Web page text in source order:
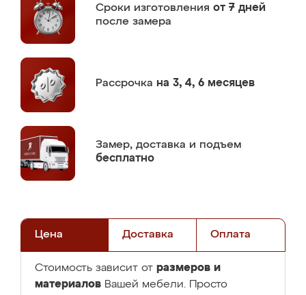
Сроки изготовления от 7 дней
после замера
Рассрочка на 3, 4, 6 месяцев
Замер, доставка и подъем
бесплатно
Цена Доставка Оплата
Стоимость зависит от размеров и
материалов Вашей мебели. Просто